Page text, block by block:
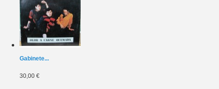
Gabinete...
30,00 €